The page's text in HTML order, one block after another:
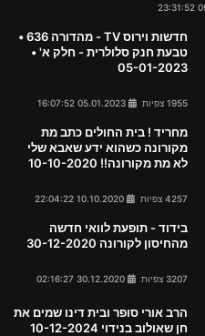
חדשות וירוס TV - מהדורה 636 •
טבעת חנק סלולרית - חלק א' •
05-01-2023
1955 צפיות
מחריד ! בית החולים כתב מת
מקורונה כשהוא ידע שאבא שלי
לא מת מקורונה!! 10-10-2020
4257 צפיות
בידוד - תופעת לוואי חדשה
מהחיסון לקורונה 30-12-2020
3207 צפיות
הרב אורי סופר ובית דינו שמים את
חן שאולוב בנידוי 10-12-2024